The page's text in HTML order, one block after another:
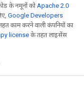
के नमूनों कोApache 2.0
Google Developers
काम करने वाली कंपनियों का
license के तहत लाइसेंस